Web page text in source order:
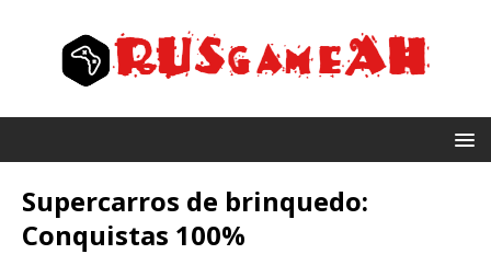
Supercarros de brinquedo:
Conquistas 100%